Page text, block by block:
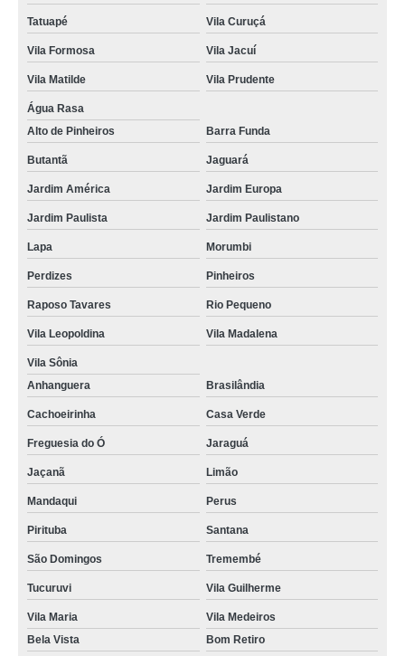
troca de tela iphone Santo Amaro
troca de tela motorola São Paulo
troca de tela celular samsung Vila Formosa
serviço de troca de tela samsung Franco da Rocha
qual o preço de troca tela São Paulo
qual o preço de troca tela celular Itapevi
troca de tela de celular Vila Matilde
troca de tela celular Sé
serviço de troca de tela motorola Arujá
troca de tela celular samsung valores São Domingos
troca de telas xiaomi Penha
troca de telas celular Brás
troca tela celular Interior de São Paulo
troca tela Morumbi
troca telas celular Capão Redondo
troca de telas celular samsung Cotia
troca telas Vila Sônia
serviço de troca tela Mogi das Cruzes
Tatuapé Vila Curuçá
Vila Formosa Vila Jacuí
Vila Matilde Vila Prudente
Água Rasa
Alto de Pinheiros
Barra Funda
Butantã Jaguará
Jardim América Jardim Europa
Jardim Paulista Jardim Paulistano
Lapa Morumbi
Perdizes Pinheiros
Raposo Tavares Rio Pequeno
Vila Leopoldina Vila Madalena
Vila Sônia
Anhanguera
Brasilândia
Cachoeirinha Casa Verde
Freguesia do Ó Jaraguá
Jaçanã Limão
Mandaqui Perus
Pirituba Santana
São Domingos Tremembé
Tucuruvi Vila Guilherme
Vila Maria
Vila Medeiros
Bela Vista
Bom Retiro